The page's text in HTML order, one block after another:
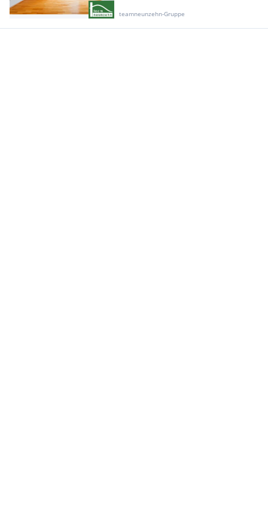
teamneunzehn-Gruppe